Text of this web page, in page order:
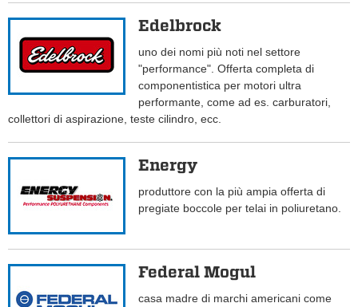
Edelbrock
uno dei nomi più noti nel settore
"performance". Offerta completa di
componentistica per motori ultra
performante, come ad es. carburatori,
collettori di aspirazione, teste cilindro, ecc.
Energy
produttore con la più ampia offerta di
pregiate boccole per telai in poliuretano.
Federal Mogul
casa madre di marchi americani come